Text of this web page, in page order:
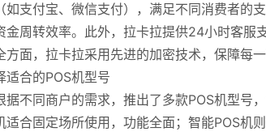
如支付宝、微信支付），满足不同消费者的
金周转效率。此外，拉卡拉提供24小时客服
方面，拉卡拉采用先进的加密技术，保障每一
适合的POS机型号
据不同商户的需求，推出了多款POS机型号
适合固定场所使用，功能全面；智能POS机